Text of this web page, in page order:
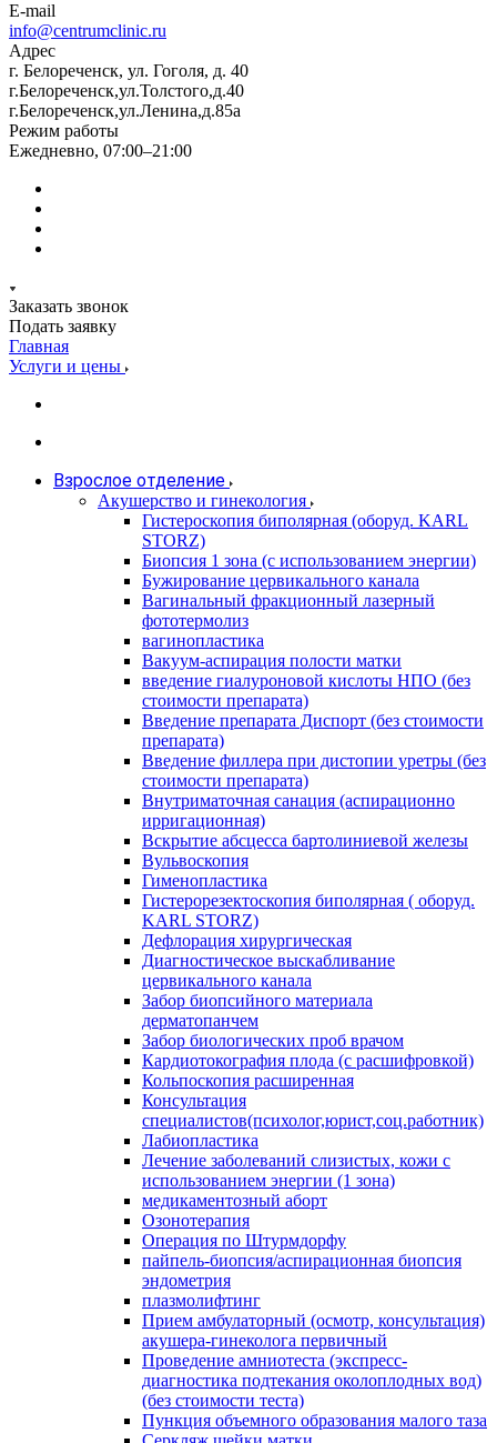
E-mail
info@centrumclinic.ru
Адрес
г. Белореченск, ул. Гоголя, д. 40
г.Белореченск,ул.Толстого,д.40
г.Белореченск,ул.Ленина,д.85а
Режим работы
Ежедневно, 07:00–21:00
Заказать звонок
Подать заявку
Главная
Услуги и цены
Взрослое отделение
Акушерство и гинекология
Гистероскопия биполярная (оборуд. KARL
STORZ)
Биопсия 1 зона (с использованием энергии)
Бужирование цервикального канала
Вагинальный фракционный лазерный
фототермолиз
вагинопластика
Вакуум-аспирация полости матки
введение гиалуроновой кислоты НПО (без
стоимости препарата)
Введение препарата Диспорт (без стоимости
препарата)
Введение филлера при дистопии уретры (без
стоимости препарата)
Внутриматочная санация (аспирационно
ирригационная)
Вскрытие абсцесса бартолиниевой железы
Вульвоскопия
Гименопластика
Гистерорезектоскопия биполярная ( оборуд.
KARL STORZ)
Дефлорация хирургическая
Диагностическое выскабливание
цервикального канала
Забор биопсийного материала
дерматопанчем
Забор биологических проб врачом
Кардиотокография плода (с расшифровкой)
Кольпоскопия расширенная
Консультация
специалистов(психолог,юрист,соц.работник)
Лабиопластика
Лечение заболеваний слизистых, кожи с
использованием энергии (1 зона)
медикаментозный аборт
Озонотерапия
Операция по Штурмдорфу
пайпель-биопсия/аспирационная биопсия
эндометрия
плазмолифтинг
Прием амбулаторный (осмотр, консультация)
акушера-гинеколога первичный
Проведение амниотеста (экспресс-
диагностика подтекания околоплодных вод)
(без стоимости теста)
Пункция объемного образования малого таза